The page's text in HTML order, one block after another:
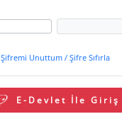
Şifremi Unuttum / Şifre Sıfırla
E-Devlet İle Giriş